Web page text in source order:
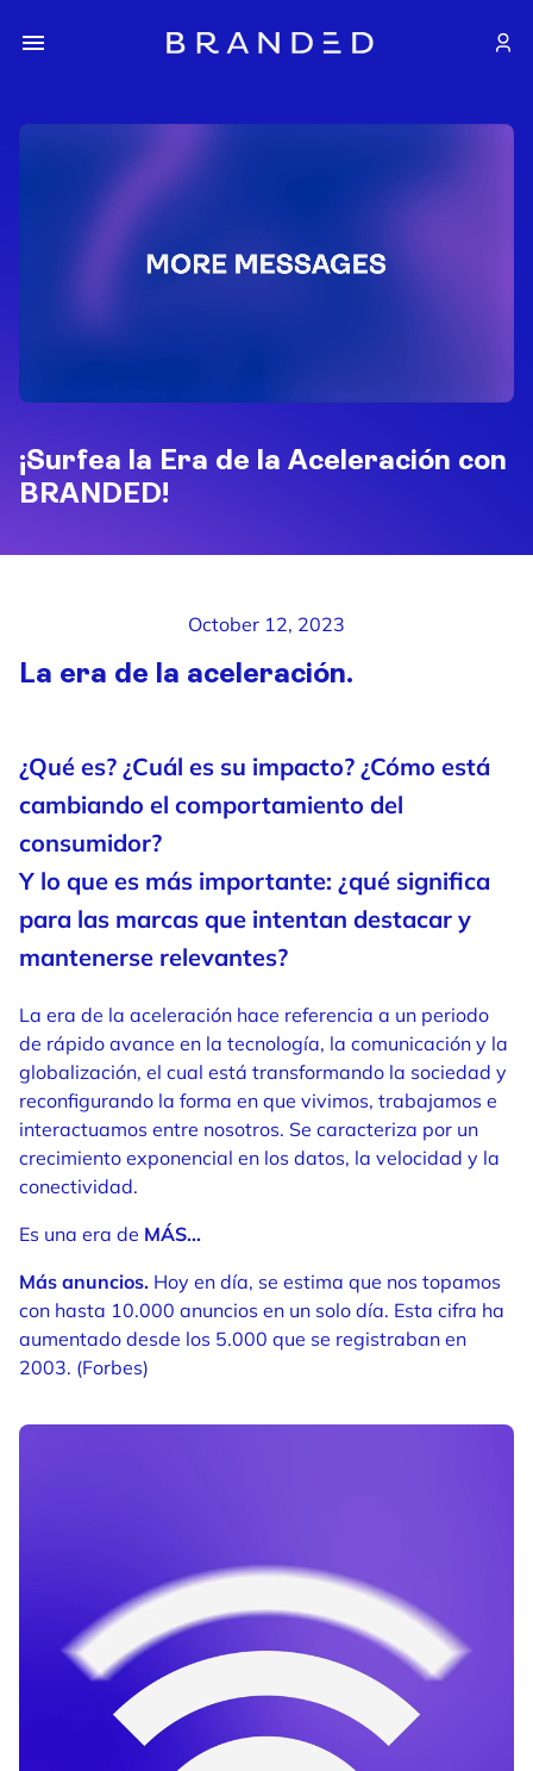
¡Surfea la Era de la Aceleración con
BRANDED!
October 12, 2023
La era de la aceleración.
¿Qué es? ¿Cuál es su impacto? ¿Cómo está
cambiando el comportamiento del
consumidor?
Y lo que es más importante: ¿qué significa
para las marcas que intentan destacar y
mantenerse relevantes?
La era de la aceleración hace referencia a un periodo
de rápido avance en la tecnología, la comunicación y la
globalización, el cual está transformando la sociedad y
reconfigurando la forma en que vivimos, trabajamos e
interactuamos entre nosotros. Se caracteriza por un
crecimiento exponencial en los datos, la velocidad y la
conectividad.
Es una era de MÁS…
Más anuncios. Hoy en día, se estima que nos topamos
con hasta 10.000 anuncios en un solo día. Esta cifra ha
aumentado desde los 5.000 que se registraban en
2003. (Forbes)